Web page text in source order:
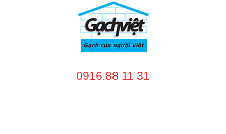
0916.88 11 31